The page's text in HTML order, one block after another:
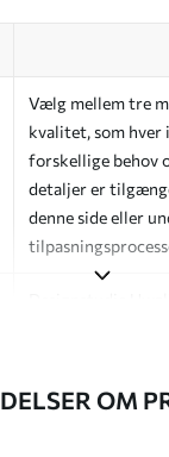
Vælg mellem tre
kvalitet, som hver
forskellige behov
detaljer er
denne side eller
Halvmat. OM